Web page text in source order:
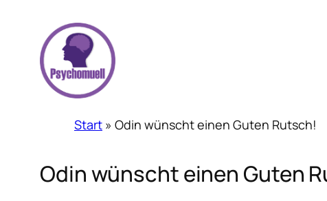
springen
Start » Odin wünscht einen Guten Rutsch!
Odin wünscht einen Guten